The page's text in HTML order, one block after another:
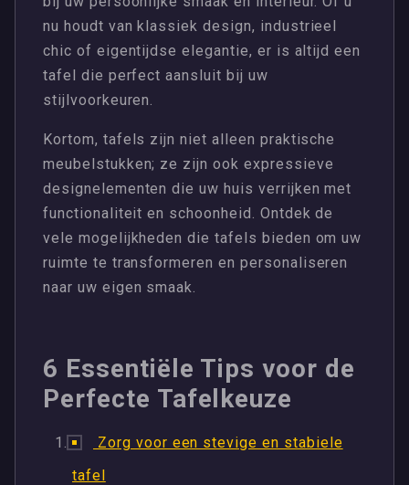
nu houdt van klassiek design, industrieel
chic of eigentijdse elegantie, er is altijd een
tafel die perfect aansluit bij uw
stijlvoorkeuren.
Kortom, tafels zijn niet alleen praktische
meubelstukken; ze zijn ook expressieve
designelementen die uw huis verrijken met
functionaliteit en schoonheid. Ontdek de
vele mogelijkheden die tafels bieden om uw
ruimte te transformeren en personaliseren
naar uw eigen smaak.
6 Essentiële Tips voor de
Perfecte Tafelkeuze
Zorg voor een stevige en stabiele
tafel